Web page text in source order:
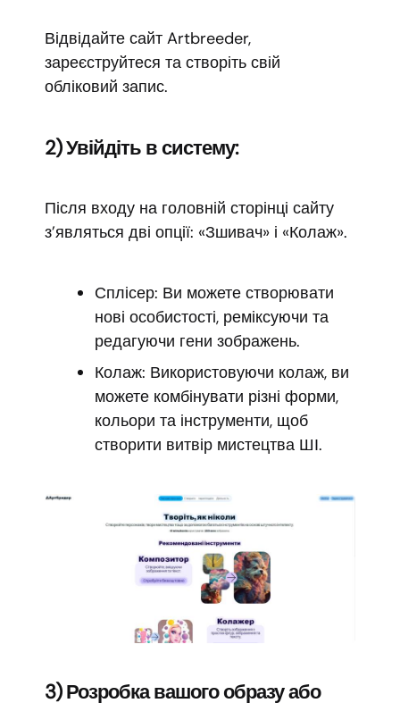
Відвідайте сайт Artbreeder,
зареєструйтеся та створіть свій
обліковий запис.
2) Увійдіть в систему:
Після входу на головній сторінці сайту
з’являться дві опції: «Зшивач» і «Колаж».
Сплісер: Ви можете створювати
нові особистості, реміксуючи та
редагуючи гени зображень.
Колаж: Використовуючи колаж, ви
можете комбінувати різні форми,
кольори та інструменти, щоб
створити витвір мистецтва ШІ.
3) Розробка вашого образу або